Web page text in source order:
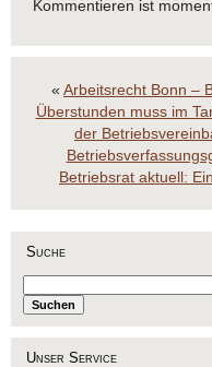
Suche
Unser Service
Kommentieren ist
« Arbeitsrecht Bonn –
Überstunden muss im
der
Betriebsrat aktuell: